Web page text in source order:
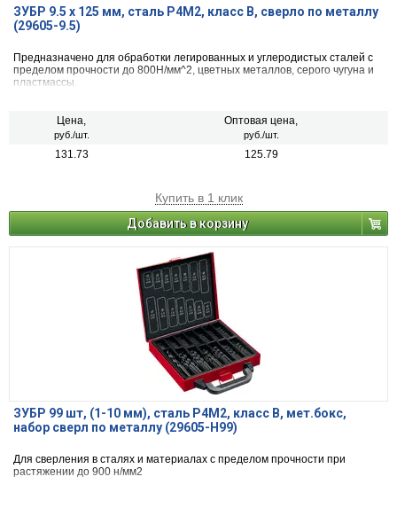
ЗУБР 9.5 х 125 мм, сталь Р4М2, класс В, сверло по металлу
(29605-9.5)
Предназначено для обработки легированных и углеродистых сталей с
пределом прочности до 800Н/мм^2, цветных металлов, серого чугуна и
пластмассы.
Цена,
руб./шт.
Оптовая цена,
руб./шт.
131.73 125.79
Купить в 1 клик
Добавить в корзину
ЗУБР 99 шт, (1-10 мм), сталь Р4М2, класс В, мет.бокс,
набор сверл по металлу (29605-H99)
Для сверления в сталях и материалах с пределом прочности при
растяжении до 900 н/мм2